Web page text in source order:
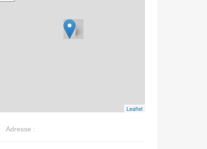
Leaflet
Adresse :